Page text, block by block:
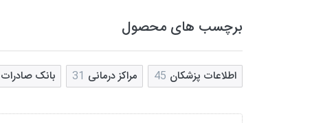
برچسب های محصول
اطلاعات پزشکان 45 مراکز درمانی 31 بانک صادرات